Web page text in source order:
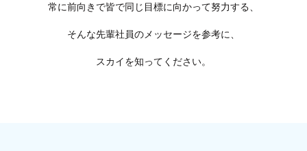
常に前向きで皆で同じ目標に向かって努力する、
そんな先輩社員のメッセージを参考に、
スカイを知ってください。